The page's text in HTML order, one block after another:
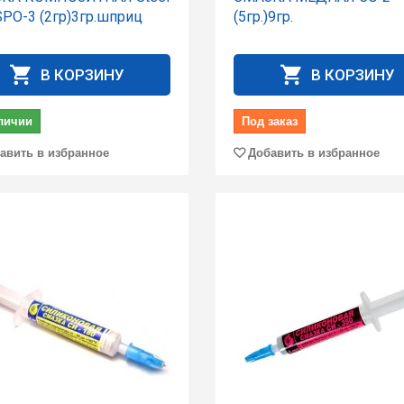
3 (2гр)3гр.шприц
В КОРЗИНУ
в избранное
(5гр.)9гр.
В КОРЗИНУ
Под заказ
Добавить в избранное